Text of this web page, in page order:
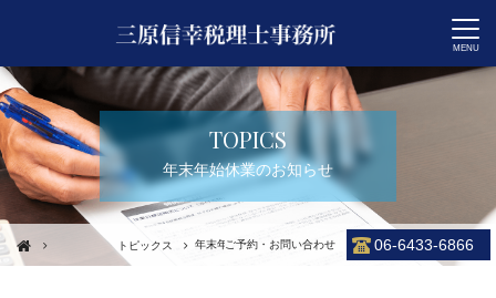
TOPICS
年末年始休業のお知らせ
トピックス 年末年始休業のお知らせ
ご予約・お問い合わせ 06-6433-6866